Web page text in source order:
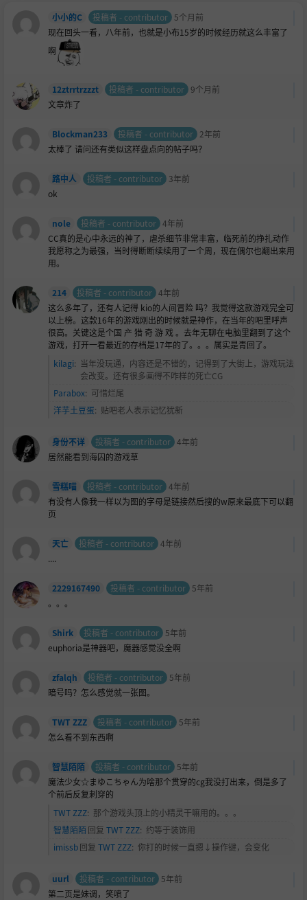
小小的C
投稿者 - contributor 5个月前
现在回头一看，八年前，也就是小布15岁的时候经历就这么丰富了
啊
12ztrrtrzzzt 投稿者 - contributor 9个月前
文章炸了
Blockman233 投稿者 - contributor 2年前
太棒了 请问还有类似这样盘点向的帖子吗？
路中人 投稿者 - contributor 3年前
ok
nole 投稿者 - contributor 4年前
CC真的是心中永远的神了，虐杀细节非常丰富，临死前的挣扎动作
我愿称之为最强，当时得断断续续用了一个周，现在偶尔也翻出来用
用。
214 投稿者 - contributor 4年前
这么多年了，还有人记得 kio的人间冒险 吗？我觉得这款游戏完全可
以上榜。这款16年的游戏刚出的时候就是神作，在当年的吧里呼声
很高。关键这是个国 产 猎 奇 游 戏 。去年无聊在电脑里翻到了这个
游戏，打开一看最近的存档是17年的了。。。属实是青回了。
kilagi: 当年没玩通，内容还是不错的，记得到了大街上，游戏玩法
会改变。还有很多画得不咋样的死亡CG
Parabox: 可惜烂尾
洋芋土豆蛋: 贴吧老人表示记忆犹新
身份不详 投稿者 - contributor 4年前
居然能看到海囚的游戏草
雪糕喵 投稿者 - contributor 4年前
有没有人像我一样以为图的字母是链接然后搜的w原来最底下可以翻
页
天亡 投稿者 - contributor 4年前
....
2229167490 投稿者 - contributor 5年前
。。。
Shirk 投稿者 - contributor 5年前
euphoria是神器吧，魔器感觉没全啊
zfalqh 投稿者 - contributor 5年前
暗号吗？怎么感觉就一张图。
TWT ZZZ 投稿者 - contributor 5年前
怎么看不到东西啊
智慧陌陌 投稿者 - contributor 5年前
魔法少女☆まゆこちゃん为啥那个贯穿的cg我没打出来，倒是多了
个前后反复刺穿的
TWT ZZZ: 那个游戏头顶上的小精灵干嘛用的。。。
智慧陌陌回复 TWT ZZZ: 约等于装饰用
imissb回复 TWT ZZZ: 你打的时候一直摁↓操作键，会变化
uurl 投稿者 - contributor 5年前
第二页是妹调，笑喷了